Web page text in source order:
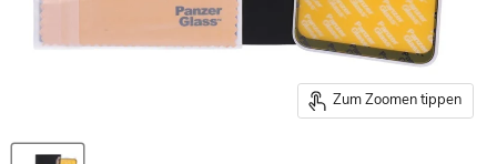
Zum Zoomen tippen